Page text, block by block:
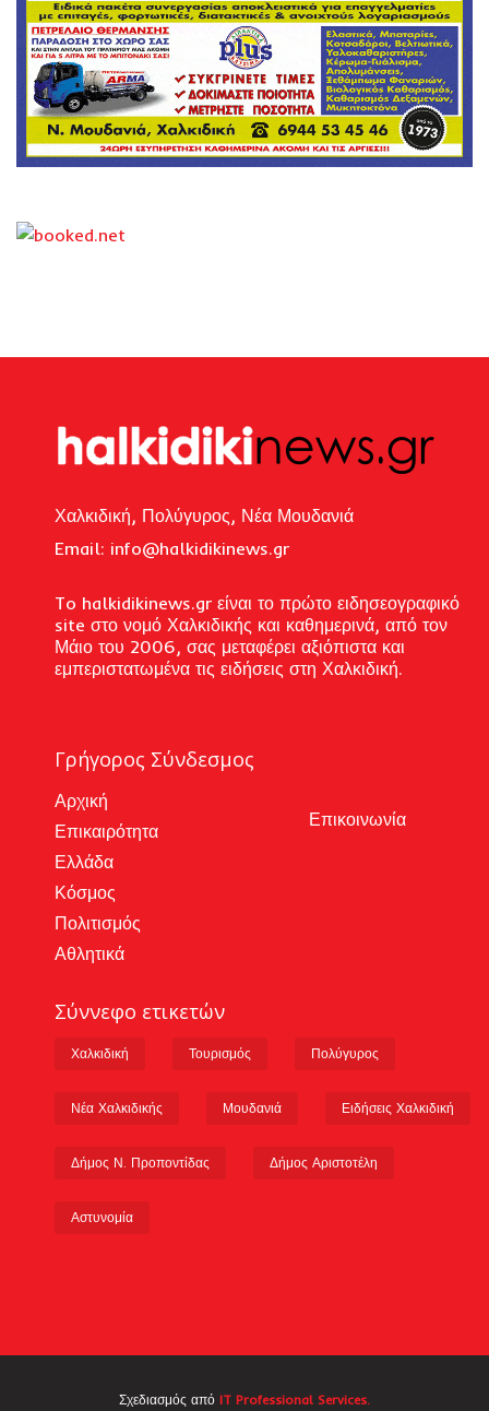
Χαλκιδική, Πολύγυρος, Νέα Μουδανιά
Email: info@halkidikinews.gr
To halkidikinews.gr είναι το πρώτο ειδησεογραφικό
site στο νομό Χαλκιδικής και καθημερινά, από τον
Μάιο του 2006, σας μεταφέρει αξιόπιστα και
εμπεριστατωμένα τις ειδήσεις στη Χαλκιδική.
Γρήγορος Σύνδεσμος
Αρχική
Επικαιρότητα
Ελλάδα
Κόσμος
Πολιτισμός
Αθλητικά
Επικοινωνία
Σύννεφο ετικετών
Χαλκιδική Τουρισμός Πολύγυρος
Νέα Χαλκιδικής Μουδανιά Ειδήσεις Χαλκιδική
Δήμος Ν. Προποντίδας Δήμος Αριστοτέλη
Αστυνομία
Σχεδιασμός από IT Professional Services.